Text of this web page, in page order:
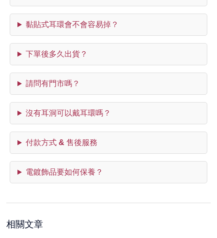
黏貼式耳環會不會容易掉？
下單後多久出貨？
請問有門市嗎？
沒有耳洞可以戴耳環嗎？
付款方式 & 售後服務
電鍍飾品要如何保養？
相關文章